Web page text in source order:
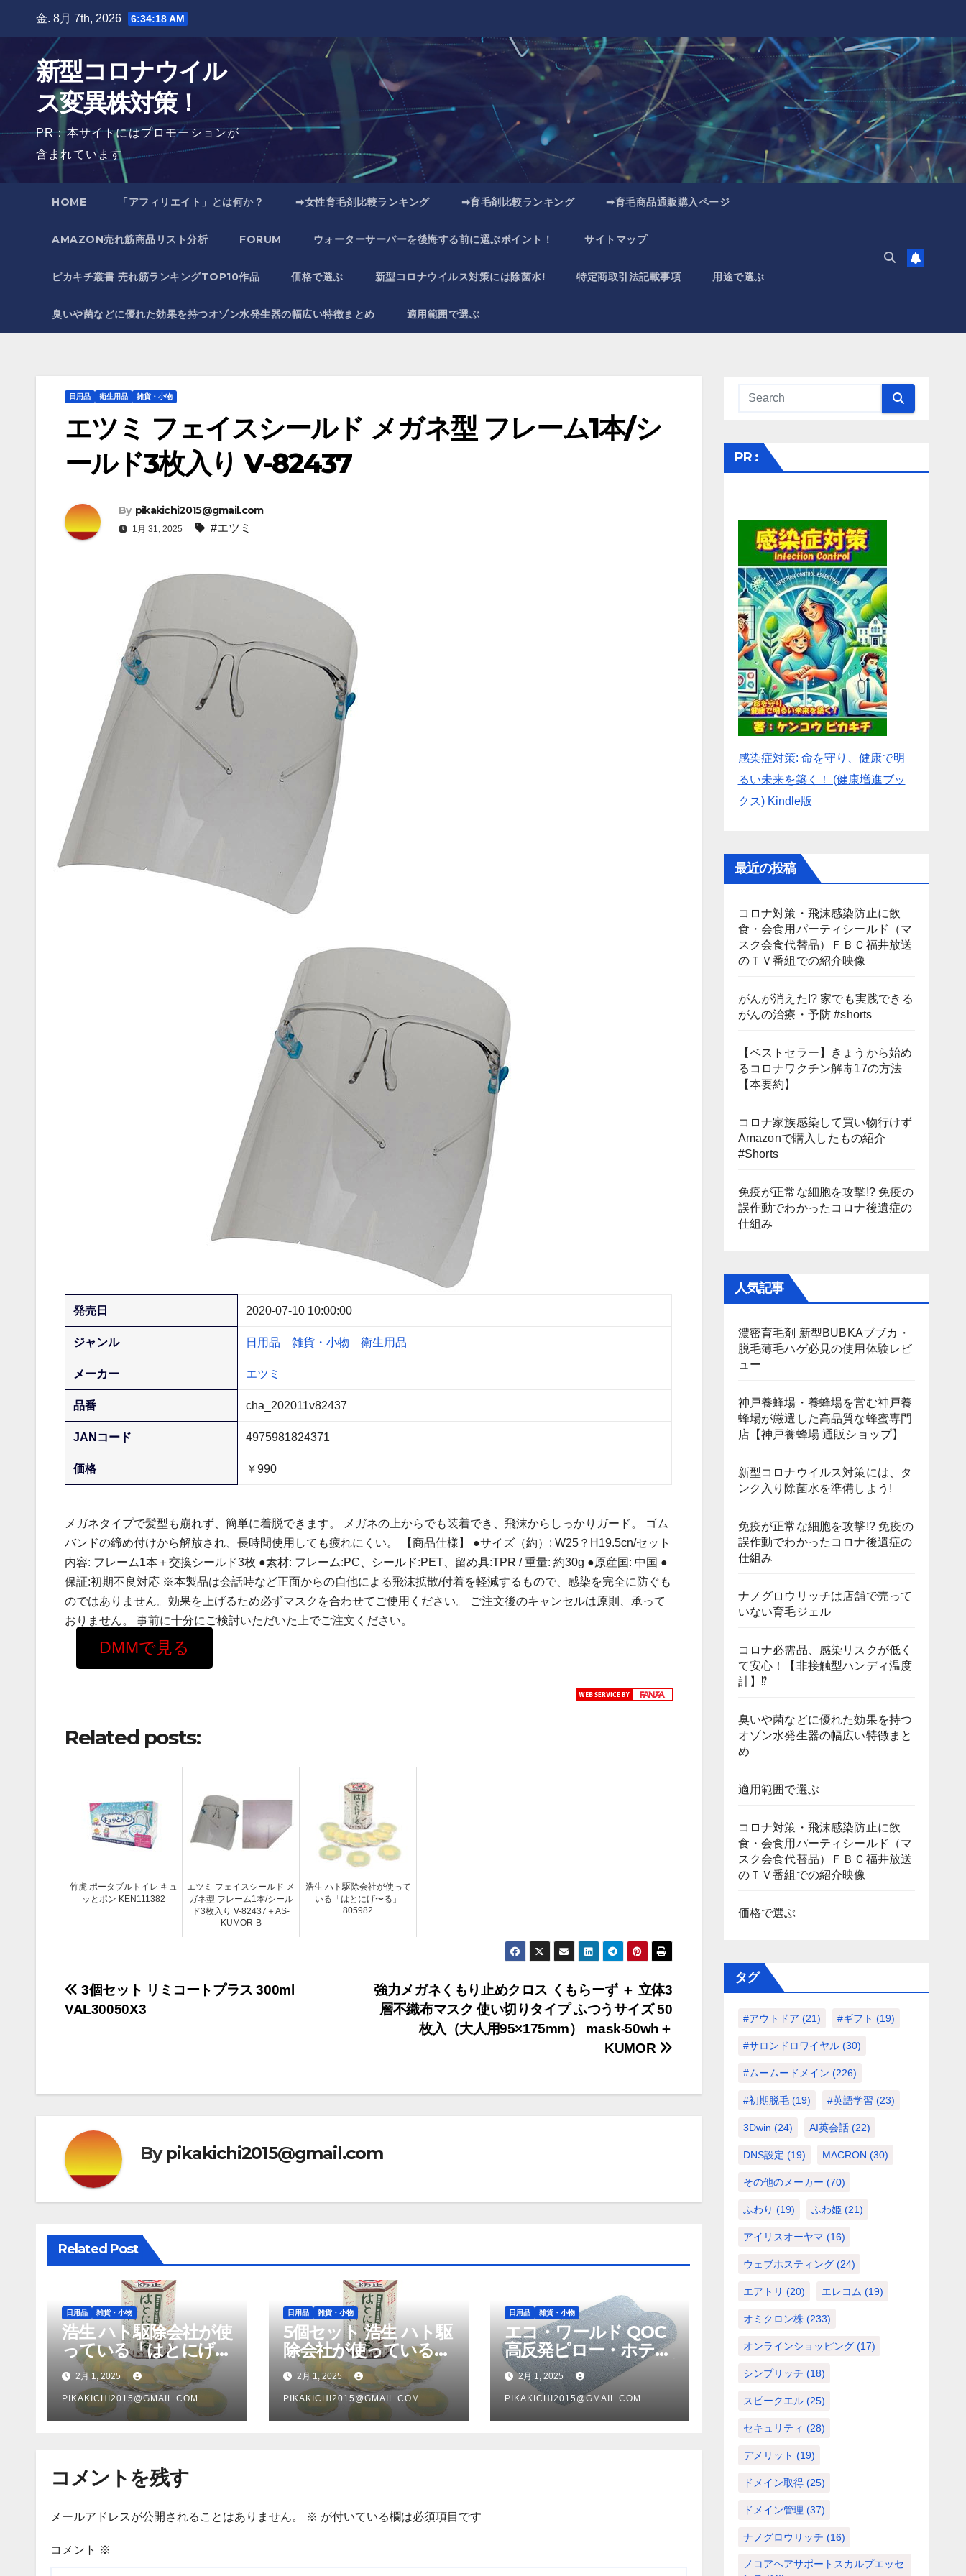
金. 8月 7th, 2026 6:34:19 AM
新型コロナウイル
ス変異株対策！
PR：本サイトにはプロモーションが
含まれています
HOME 「アフィリエイト」とは何か？ ➡女性育毛剤比較ランキング ➡育毛剤比較ランキング ➡育毛商品通販購入ページ
AMAZON売れ筋商品リスト分析 FORUM ウォーターサーバーを後悔する前に選ぶポイント！ サイトマップ
ピカキチ叢書 売れ筋ランキングTOP10作品 価格で選ぶ 新型コロナウイルス対策には除菌水! 特定商取引法記載事項 用途で選ぶ
臭いや菌などに優れた効果を持つオゾン水発生器の幅広い特徴まとめ 適用範囲で選ぶ
日用品 衛生用品 雑貨・小物
エツミ フェイスシールド メガネ型 フレーム1本/シ
ールド3枚入り V-82437
By pikakichi2015@gmail.com
1月 31, 2025 #エツミ
発売日 2020-07-10 10:00:00
ジャンル 日用品 雑貨・小物 衛生用品
メーカー エツミ
品番 cha_202011v82437
JANコード 4975981824371
価格 ￥990
メガネタイプで髪型も崩れず、簡単に着脱できます。 メガネの上からでも装着でき、飛沫からしっかりガード。 ゴム
バンドの締め付けから解放され、長時間使用しても疲れにくい。 【商品仕様】 ●サイズ（約）: W25？H19.5cn/セット
内容: フレーム1本＋交換シールド3枚 ●素材: フレーム:PC、シールド:PET、留め具:TPR / 重量: 約30g ●原産国: 中国 ●
保証:初期不良対応 ※本製品は会話時など正面からの自他による飛沫拡散/付着を軽減するもので、感染を完全に防ぐも
のではありません。効果を上げるため必ずマスクを合わせてご使用ください。 ご注文後のキャンセルは原則、承って
おりません。 事前に十分にご検討いただいた上でご注文ください。
DMMで見る
Related posts:
竹虎 ポータブルトイレ キュ
ッとポン KEN111382
エツミ フェイスシールド メ
ガネ型 フレーム1本/シール
ド3枚入り V-82437＋AS-
KUMOR-B
浩生 ハト駆除会社が使って
いる「はとにげ〜る」
805982
投
ー
シ
ョ
ン
強力メガネくもり止めクロス くもらーず ＋ 立体3
層不織布マスク 使い切りタイプ ふつうサイズ 50
枚入（大人用95×175mm） mask-50wh＋
KUMOR
3個セット リミコートプラス 300ml
VAL30050X3
Bypikakichi2015@gmail.com
Related Post
日用品 雑貨・小物
浩生 ハト駆除会社が使
っている「はとにげ〜
る」 805982
2月 1, 2025
PIKAKICHI2015@GMAIL.COM
日用品 雑貨・小物
5個セット 浩生 ハト駆
除会社が使っている
「はとにげ〜る」
805982X5
2月 1, 2025
PIKAKICHI2015@GMAIL.COM
日用品 雑貨・小物
エコ・ワールド QOC
高反発ピロー・ホテル
ラグジュアリータイプ
カバー付き QOC0002
2月 1, 2025
PIKAKICHI2015@GMAIL.COM
コメントを残す
メールアドレスが公開されることはありません。 ※ が付いている欄は必須項目です
コメント ※
PR :
感染症対策: 命を守り、健康で明
るい未来を築く！ (健康増進ブッ
クス) Kindle版
最近の投稿
コロナ対策・飛沫感染防止に飲
食・会食用パーティシールド（マ
スク会食代替品）ＦＢＣ福井放送
のＴＶ番組での紹介映像
がんが消えた!? 家でも実践できる
がんの治療・予防 #shorts
【ベストセラー】きょうから始め
るコロナワクチン解毒17の方法
【本要約】
コロナ家族感染して買い物行けず
Amazonで購入したもの紹介
#Shorts
免疫が正常な細胞を攻撃!? 免疫の
誤作動でわかったコロナ後遺症の
仕組み
人気記事
濃密育毛剤 新型BUBKAブブカ・
脱毛薄毛ハゲ必見の使用体験レビ
ュー
神戸養蜂場・養蜂場を営む神戸養
蜂場が厳選した高品質な蜂蜜専門
店【神戸養蜂場 通販ショップ】
新型コロナウイルス対策には、タ
ンク入り除菌水を準備しよう!
免疫が正常な細胞を攻撃!? 免疫の
誤作動でわかったコロナ後遺症の
仕組み
ナノグロウリッチは店舗で売って
いない育毛ジェル
コロナ必需品、感染リスクが低く
て安心！【非接触型ハンディ温度
計】⁉
臭いや菌などに優れた効果を持つ
オゾン水発生器の幅広い特徴まと
め
適用範囲で選ぶ
コロナ対策・飛沫感染防止に飲
食・会食用パーティシールド（マ
スク会食代替品）ＦＢＣ福井放送
のＴＶ番組での紹介映像
価格で選ぶ
タグ
#アウトドア (21) #ギフト (19)
#サロンドロワイヤル(30)
#ムームードメイン (226)
#初期脱毛(19) #英語学習 (23)
3Dwin (24) AI英会話(22)
DNS設定 (19) MACRON (30)
その他のメーカー (70)
ふわり (19) ふわ姫(21)
アイリスオーヤマ (16)
ウェブホスティング(24)
エアトリ (20) エレコム (19)
オミクロン株(233)
オンラインショッピング(17)
シンプリッチ (18)
スピークエル(25)
セキュリティ (28)
デメリット (19)
ドメイン取得(25)
ドメイン管理 (37)
ナノグロウリッチ (16)
ノコアヘアサポートスカルプエッセ